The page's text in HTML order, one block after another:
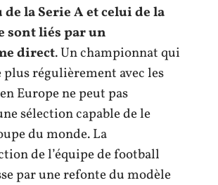
la Serie A et celui de la
sont liés par un
direct. Un championnat qui
régulièrement avec les
Europe ne peut pas
sélection capable de le
du monde. La
de l’équipe de football
par une refonte du modèle